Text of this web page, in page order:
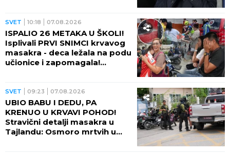
SVET 10:18 07.08.2026
ISPALIO 26 METAKA U ŠKOLI!
Isplivali PRVI SNIMCI krvavog
masakra - deca ležala na podu
učionice i zapomagala!
SVET 09:23 07.08.2026
UBIO BABU I DEDU, PA
KRENUO U KRVAVI POHOD!
Stravični detalji masakra u
Tajlandu: Osmoro mrtvih u